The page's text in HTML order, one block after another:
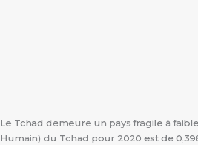
Le Tchad demeure un pays fragile à
Humain) du Tchad pour 2020 est de